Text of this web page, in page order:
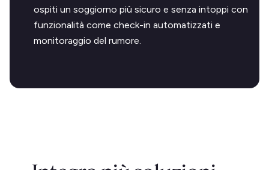
ospiti un soggiorno più sicuro e senza intoppi con
funzionalità come check-in automatizzati e
monitoraggio del rumore.